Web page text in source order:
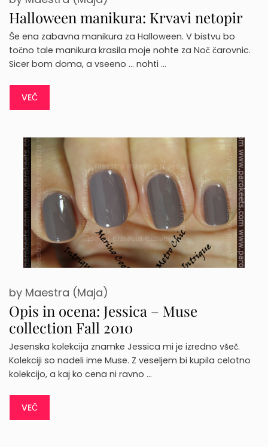
Halloween manikura: Krvavi netopir
Še ena zabavna manikura za Halloween. V bistvu bo
točno tale manikura krasila moje nohte za Noč čarovnic.
Sicer bom doma, a vseeno … nohti …
VEČ
Opis in ocena: Jessica – Muse
collection Fall 2010
by Maestra (Maja)
Jesenska kolekcija znamke Jessica mi je izredno všeč.
Kolekciji so nadeli ime Muse. Z veseljem bi kupila celotno
kolekcijo, a kaj ko cena ni ravno …
VEČ